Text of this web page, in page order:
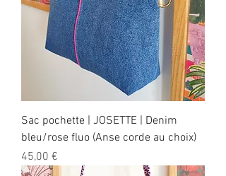
Sac pochette | JOSETTE | Denim
bleu/rose fluo (Anse corde au choix)
Prix
45,00 €